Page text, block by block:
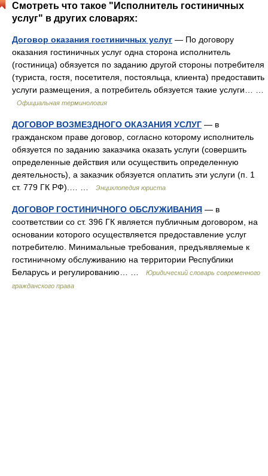
Смотреть что такое "Исполнитель гостиничных
услуг" в других словарях:
Договор оказания гостиничных услуг — По договору
оказания гостиничных услуг одна сторона исполнитель
(гостиница) обязуется по заданию другой стороны потребителя
(туриста, гостя, посетителя, постояльца, клиента) предоставить
услуги размещения, а потребитель обязуется такие услуги… …
Официальная терминология
ДОГОВОР ВОЗМЕЗДНОГО ОКАЗАНИЯ УСЛУГ — в
гражданском праве договор, согласно которому исполнитель
обязуется по заданию заказчика оказать услуги (совершить
определенные действия или осуществить определенную
деятельность), а заказчик обязуется оплатить эти услуги (п. 1
ст. 779 ГК РФ).… …
Энциклопедия юриста
ДОГОВОР ГОСТИНИЧНОГО ОБСЛУЖИВАНИЯ — в
соответствии со ст. 396 ГК является публичным договором, на
основании которого осуществляется предоставление услуг
потребителю. Минимальные требования, предъявляемые к
гостиничному обслуживанию на территории Республики
Беларусь и регулированию… …
Юридический словарь современного
гражданского права